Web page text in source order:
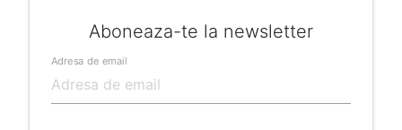
Aboneaza-te la newsletter
Adresa de email